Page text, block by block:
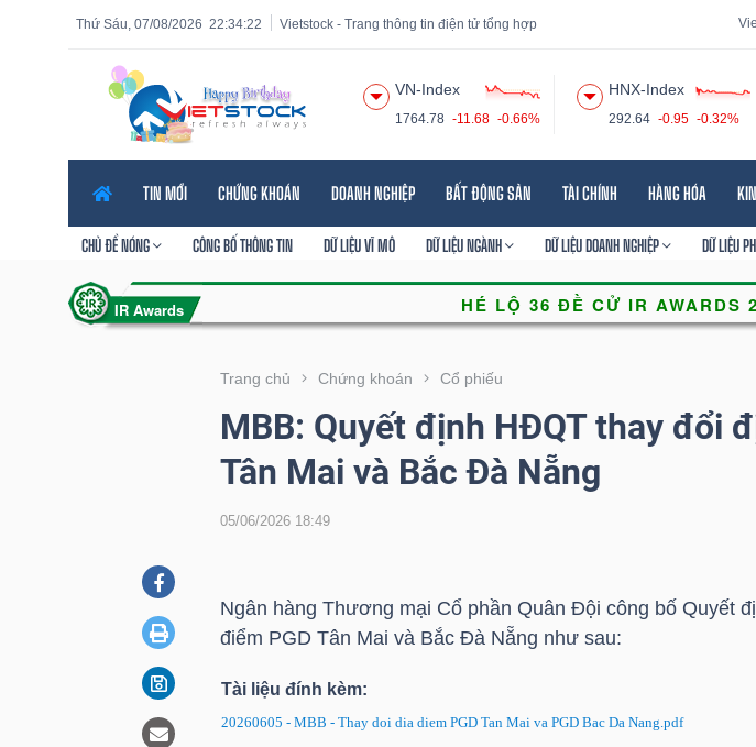
22:34:23
Thứ Sáu, 07/08/2026 Vietstock - Trang thông tin điện tử tổng hợp
VN-Index
1764.78 -11.68 -0.66%
HNX-Index
292.64 -0.95 -0.32%
TIN MỚI CHỨNG KHOÁN DOANH NGHIỆP BẤT ĐỘNG SẢN TÀI CHÍNH HÀNG HÓA
CHỦ ĐỀ NÓNG CÔNG BỐ THÔNG TIN DỮ LIỆU VĨ MÔ DỮ LIỆU NGÀNH DỮ LIỆU DOANH NGHIỆP DỮ LIỆU
Trang chủ Chứng khoán Cổ phiếu
MBB: Quyết định HĐQT thay đổi
Tân Mai và Bắc Đà Nẵng
05/06/2026 18:49
Ngân hàng Thương mại Cổ phần Quân Đội công bố Quyết
điểm PGD Tân Mai và Bắc Đà Nẵng như sau:
Tài liệu đính kèm:
20260605 - MBB - Thay doi dia diem PGD Tan Mai va PGD Bac Da Nang.pdf
Tính năng
năng
VIETSTOCK